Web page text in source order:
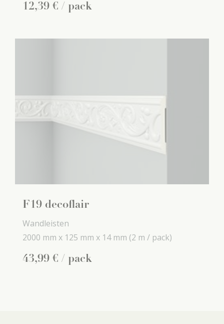
12,39 € / pack
F19 decoflair
Wandleisten
2000 mm x 125 mm x 14 mm (2 m / pack)
43,99 € / pack